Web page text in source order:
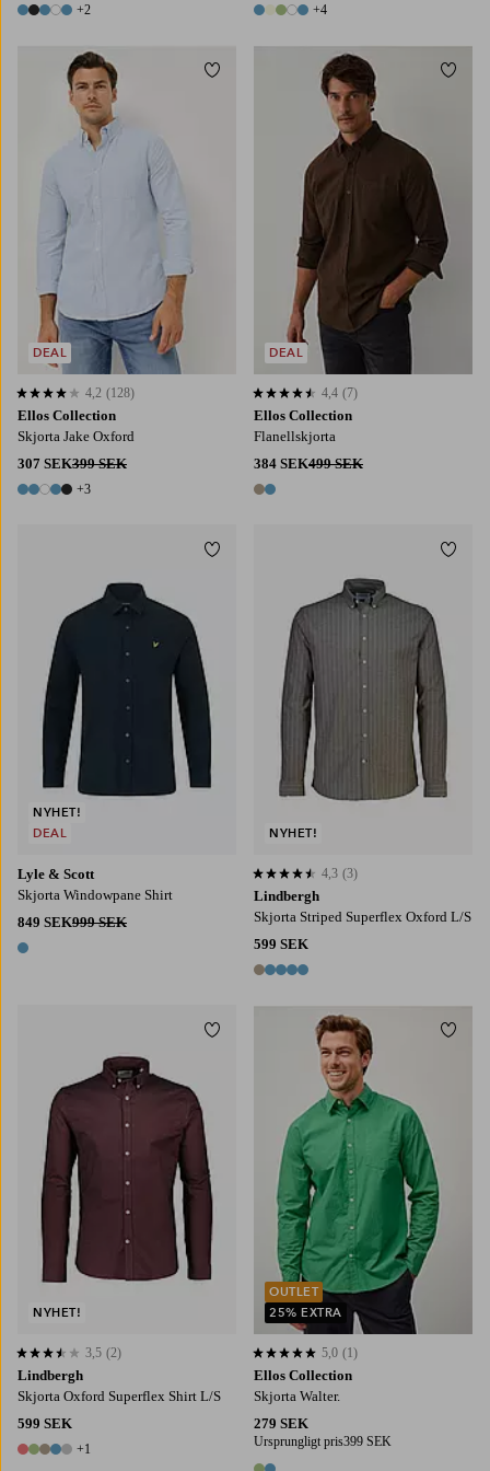
7 färger
+2
9 färger
+4
Ellos Collection
Skjorta Jake Oxford
307 SEK399 SEK
8 färger
+3
4,2 baserat på 128 st betyg
4,2 (128)
DEAL
Lägg till i favoriter
Ellos Collection
Flanellskjorta
384 SEK499 SEK
2 färger
4,4 baserat på 7 st betyg
4,4 (7)
DEAL
Lyle & Scott
Skjorta Windowpane Shirt
849 SEK999 SEK
1 färg
NYHET!
DEAL
Lägg till i favoriter
Lindbergh
Skjorta Striped Superflex Oxford L/S
599 SEK
5 färger
4,3 baserat på 3 st betyg
4,3 (3)
NYHET!
Lindbergh
Skjorta Oxford Superflex Shirt L/S
599 SEK
6 färger
+1
3,5 baserat på 2 st betyg
3,5 (2)
NYHET!
Lägg till i favoriter
Ellos Collection
Skjorta Walter.
279 SEK
Ursprungligt pris399 SEK
5,0 baserat på 1 st betyg
5,0 (1)
OUTLET
25% EXTRA